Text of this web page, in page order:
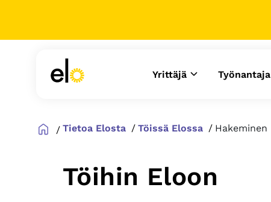
Yrittäjä Työnantaja
Tietoa Elosta Töissä Elossa Hakeminen
Töihin Eloon